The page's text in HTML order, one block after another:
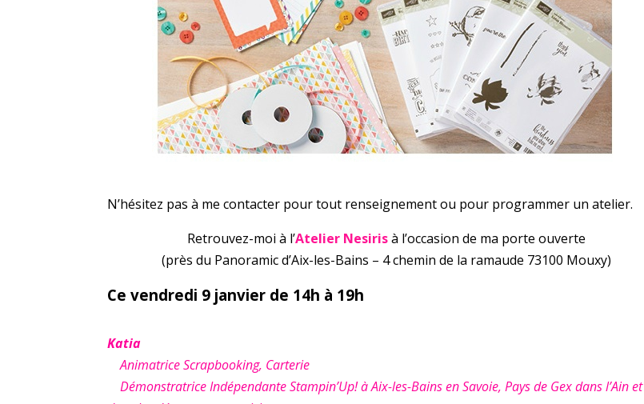
N’hésitez pas à me contacter pour tout renseignement ou pour programmer un atelier.
Retrouvez-moi à l’Atelier Nesirisà l’occasion de ma porte ouverte
(près du Panoramic d’Aix-les-Bains – 4 chemin de la ramaude 73100 Mouxy)
Ce vendredi 9 janvier de 14h à 19h
Katia
Animatrice Scrapbooking, Carterie
Démonstratrice Indépendante Stampin’Up! à Aix-les-Bains en Savoie, Pays de Gex dans l’Ain et